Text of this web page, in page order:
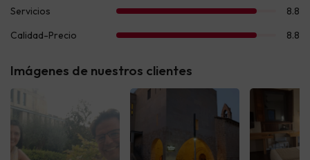
Imágenes de nuestros clientes